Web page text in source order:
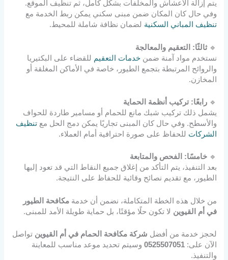
يتم إزالة الأعشاش والمخلفات بشكل كامل، ثم تنظيف الموقع.
وفي حال كان المكان ضمن مبنى سكني يمكن ربط الخدمة مع
تنظيف المباني السكنية لضمان نظافة شاملة للمحيط.
🔹ثالثًا: التعقيم والمعالجة
نستخدم مواد آمنة ضمنخدمات التعقيم للقضاء على البكتيريا
والروائح المرتبطة بتجمع الطيور، خاصة في الأماكن المغلقة أو
المخازن.
🔹رابعًا: تركيب أنظمة الحماية
يشمل ذلك تركيب شبك مانع للحمام أو مسامير طاردة للحواف
والأسطح. وفي حال كان المبنى تجاريًا يمكن دمج الحل معتنظيف
الشركات للحفاظ على صورة احترافية أمام العملاء.
🔹خامسًا: الفحص والمتابعة
بعد التنفيذ، يتم التأكد من إغلاق جميع النقاط التي قد تعود إليها
الطيور، مع تقديم نصائح وقائية للحفاظ على النتيجة.
من خلال هذه الخطة المتكاملة، نضمن أن خدمةمكافحة الطيور
في أم القيوين لا تكون حلًا مؤقتًا، بل حماية طويلة الأمد للمبنى.
لحجز خدمة من أفضل شركة مكافحة الحمام في أم القيوين تواصل
الآن على:0525507051 وسيتم تحديد موعد مناسب للمعاينة
والتنفيذ.